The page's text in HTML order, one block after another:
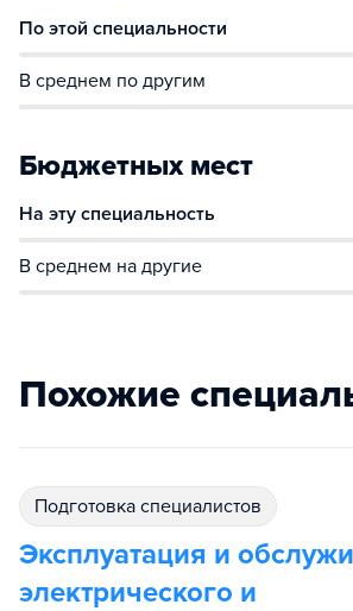
По этой специальности
В среднем по другим
Бюджетных мест
На эту специальность
В среднем на другие
Похожие
подготовка специалистов
Эксплуатация и
электрического и